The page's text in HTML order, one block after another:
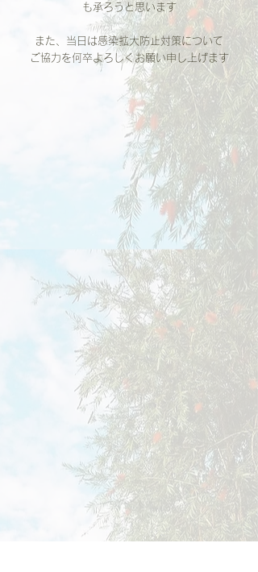
も承ろうと思います
また、当日は感染拡大防止対策について
ご協力を何卒よろしくお願い申し上げます